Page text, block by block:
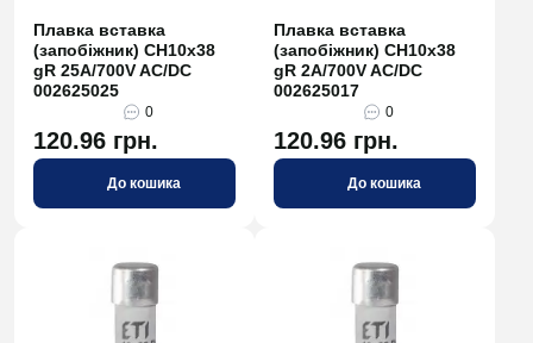
Плавка вставка
(запобіжник) CH10x38
gR 25A/700V AC/DC
002625025
0
120.96 грн.
До кошика
Плавка вставка
(запобіжник) CH10x38
gR 2A/700V AC/DC
002625017
0
120.96 грн.
До кошика